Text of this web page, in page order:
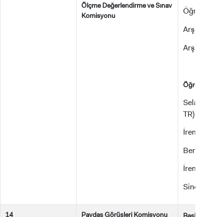
Ölçme Değerlendirme ve Sınav
Komisyonu
Öğr. Gör.
Arş. Gör.
Arş. Gör.
Öğrenciler:
TR)
İrem
Berivan
İrem
Sinem
14 Paydaş Görüşleri Komisyonu